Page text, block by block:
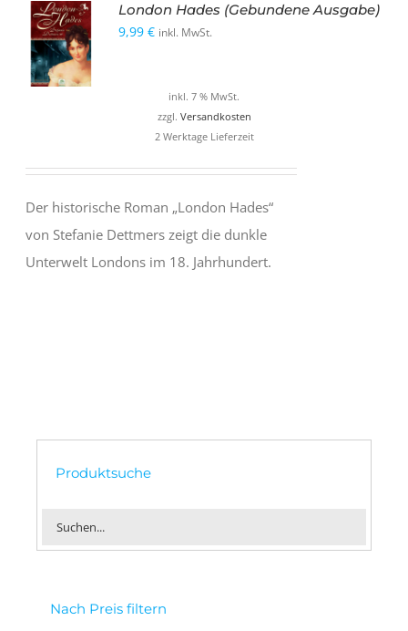
IN DEN
WARENKORB
London Hades (Gebundene Ausgabe)
9,99€ inkl. MwSt.
inkl. 7 % MwSt.
zzgl. Versandkosten
2 Werktage Lieferzeit
Der historische Roman „London Hades“
von Stefanie Dettmers zeigt die dunkle
Unterwelt Londons im 18. Jahrhundert.
Produktsuche
Nach Preis filtern